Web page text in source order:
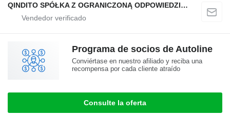
QINDITO SPÓŁKA Z OGRANICZONĄ ODPOWIEDZIALNOŚCIĄ
Programa de socios de Autoline
Conviértase en nuestro afiliado y reciba una
recompensa por cada cliente atraído
Consulte la oferta